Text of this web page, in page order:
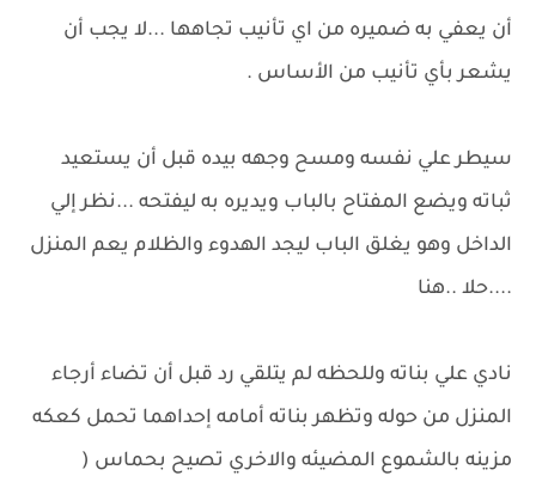
أن يعفي به ضميره من اي تأنيب تجاهها ...لا يجب أن
يشعر بأي تأنيب من الأساس .
سيطر علي نفسه ومسح وجهه بيده قبل أن يستعيد
ثباته ويضع المفتاح بالباب ويديره به ليفتحه ...نظر إلي
الداخل وهو يغلق الباب ليجد الهدوء والظلام يعم المنزل
....حلا ..هنا
نادي علي بناته وللحظه لم يتلقي رد قبل أن تضاء أرجاء
المنزل من حوله وتظهر بناته أمامه إحداهما تحمل كعكه
مزينه بالشموع المضيئه والاخري تصيح بحماس (